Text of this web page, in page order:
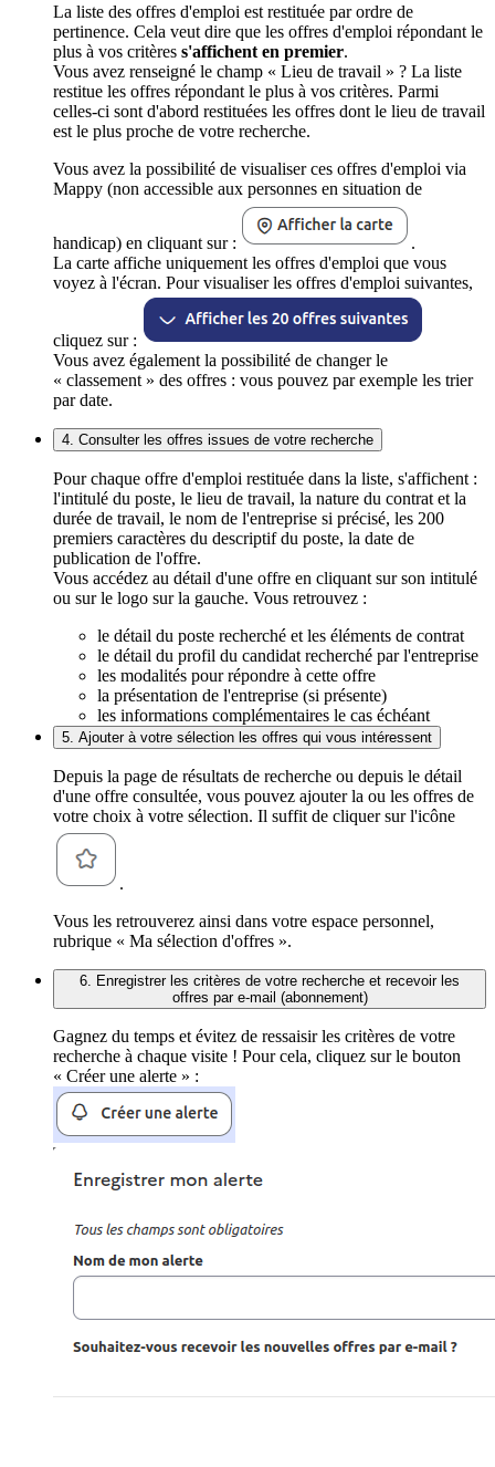
La liste des offres d'emploi est restituée par ordre de
pertinence. Cela veut dire que les offres d'emploi répondant le
plus à vos critères s'affichent en premier.
Vous avez renseigné le champ « Lieu de travail » ? La liste
restitue les offres répondant le plus à vos critères. Parmi
celles-ci sont d'abord restituées les offres dont le lieu de travail
est le plus proche de votre recherche.
Vous avez la possibilité de visualiser ces offres d'emploi via
Mappy (non accessible aux personnes en situation de
handicap) en cliquant sur :
.
La carte affiche uniquement les offres d'emploi que vous
voyez à l'écran. Pour visualiser les offres d'emploi suivantes,
cliquez sur :
Vous avez également la possibilité de changer le
« classement » des offres : vous pouvez par exemple les trier
par date.
4. Consulter les offres issues de votre recherche
Pour chaque offre d'emploi restituée dans la liste, s'affichent :
l'intitulé du poste, le lieu de travail, la nature du contrat et la
durée de travail, le nom de l'entreprise si précisé, les 200
premiers caractères du descriptif du poste, la date de
publication de l'offre.
Vous accédez au détail d'une offre en cliquant sur son intitulé
ou sur le logo sur la gauche. Vous retrouvez :
le détail du poste recherché et les éléments de contrat
le détail du profil du candidat recherché par l'entreprise
les modalités pour répondre à cette offre
la présentation de l'entreprise (si présente)
les informations complémentaires le cas échéant
5. Ajouter à votre sélection les offres qui vous intéressent
Depuis la page de résultats de recherche ou depuis le détail
d'une offre consultée, vous pouvez ajouter la ou les offres de
votre choix à votre sélection. Il suffit de cliquer sur l'icône
.
Vous les retrouverez ainsi dans votre espace personnel,
rubrique « Ma sélection d'offres ».
6. Enregistrer les critères de votre recherche et recevoir les
offres par e-mail (abonnement)
Gagnez du temps et évitez de ressaisir les critères de votre
recherche à chaque visite ! Pour cela, cliquez sur le bouton
« Créer une alerte » :